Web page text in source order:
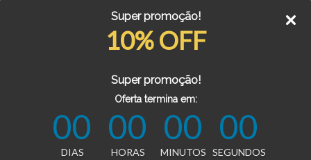
Super promoção!
10% OFF
Super promoção!
Oferta termina em:
00
DIAS
00
HORAS
00
MINUTOS
00
SEGUNDOS